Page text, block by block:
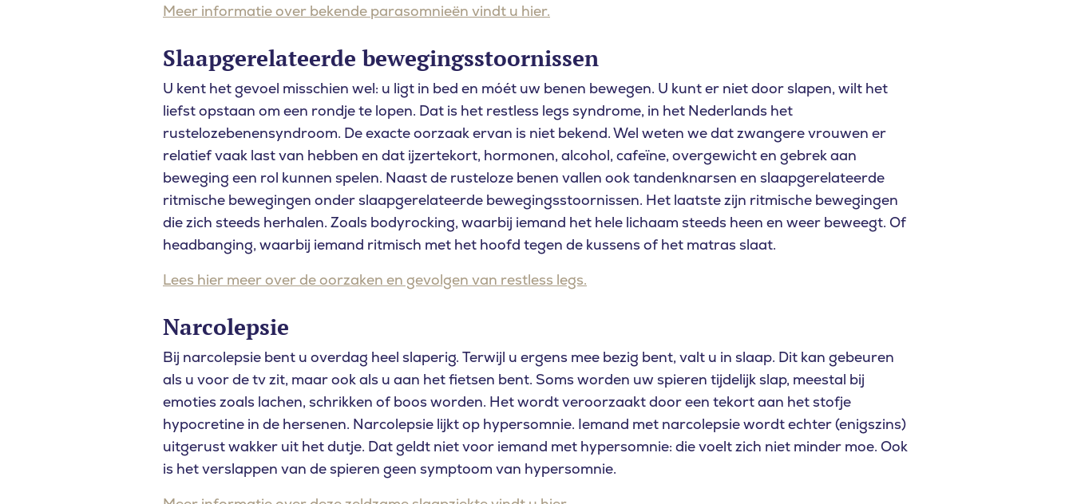
Meer informatie over bekende parasomnieën vindt u hier.
Slaapgerelateerde bewegingsstoornissen
U kent het gevoel misschien wel: u ligt in bed en móét uw benen bewegen. U kunt er niet door slapen, wilt het
liefst opstaan om een rondje te lopen. Dat is het restless legs syndrome, in het Nederlands het
rustelozebenensyndroom. De exacte oorzaak ervan is niet bekend. Wel weten we dat zwangere vrouwen er
relatief vaak last van hebben en dat ijzertekort, hormonen, alcohol, cafeïne, overgewicht en gebrek aan
beweging een rol kunnen spelen. Naast de rusteloze benen vallen ook tandenknarsen en slaapgerelateerde
ritmische bewegingen onderslaapgerelateerde bewegingsstoornissen. Het laatste zijn ritmische bewegingen
die zich steeds herhalen. Zoals bodyrocking, waarbij iemand het hele lichaam steeds heen en weer beweegt. Of
headbanging, waarbij iemand ritmisch met het hoofd tegen de kussens of het matras slaat.
Lees hier meer over de oorzaken en gevolgen van restless legs.
Narcolepsie
Bij narcolepsie bent u overdag heel slaperig. Terwijl u ergens mee bezig bent, valt u in slaap. Dit kan gebeuren
als u voor de tv zit, maar ook als u aan het fietsen bent. Soms worden uw spieren tijdelijk slap, meestal bij
emoties zoals lachen, schrikken of boos worden. Het wordt veroorzaakt door een tekort aan het stofje
hypocretine in de hersenen. Narcolepsie lijkt op hypersomnie. Iemand met narcolepsie wordt echter (enigszins)
uitgerust wakker uit het dutje. Dat geldt niet voor iemand met hypersomnie: die voelt zich niet minder moe. Ook
is het verslappen van de spieren geen symptoom van hypersomnie.